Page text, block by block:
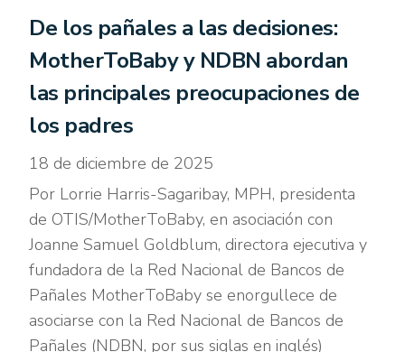
De los pañales a las decisiones:
MotherToBaby y NDBN abordan
las principales preocupaciones de
los padres
18 de diciembre de 2025
Por Lorrie Harris-Sagaribay, MPH, presidenta
de OTIS/MotherToBaby, en asociación con
Joanne Samuel Goldblum, directora ejecutiva y
fundadora de la Red Nacional de Bancos de
Pañales MotherToBaby se enorgullece de
asociarse con la Red Nacional de Bancos de
Pañales (NDBN, por sus siglas en inglés)